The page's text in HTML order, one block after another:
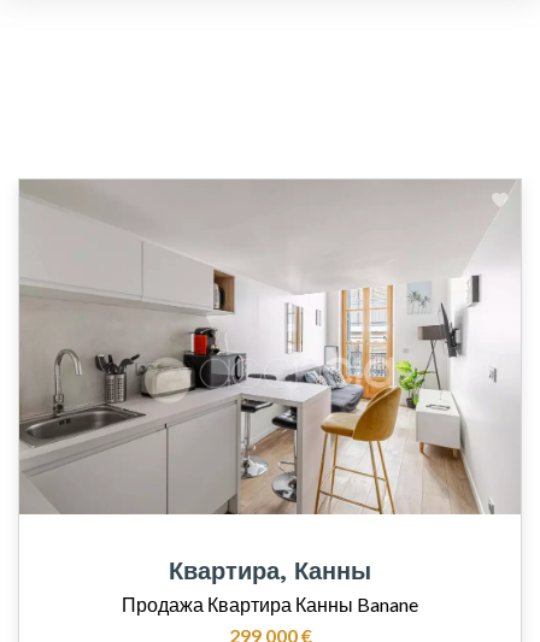
Квартира, Канны
Продажа Квартира Канны Banane
299 000 €